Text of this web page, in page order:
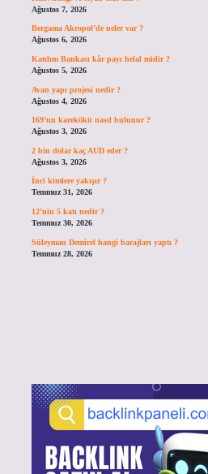
Ağustos 7, 2026
Bergama Akropol’de neler var ?
Ağustos 6, 2026
Katılım Bankası kâr payı helal midir ?
Ağustos 5, 2026
Avan yapı projesi nedir ?
Ağustos 4, 2026
169’un karekökü nasıl bulunur ?
Ağustos 3, 2026
2 bin dolar kaç AUD eder ?
Ağustos 3, 2026
İnci kimlere yakışır ?
Temmuz 31, 2026
12’nin 5 katı nedir ?
Temmuz 30, 2026
Süleyman Demirel hangi barajları yaptı ?
Temmuz 28, 2026